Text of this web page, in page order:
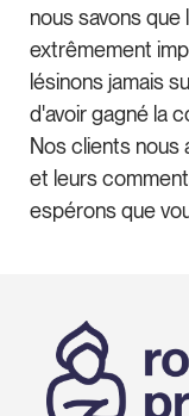
nous savons
extrêmement
lésinons jamais
d'avoir gagné la
Nos clients nous
et leurs
espérons que